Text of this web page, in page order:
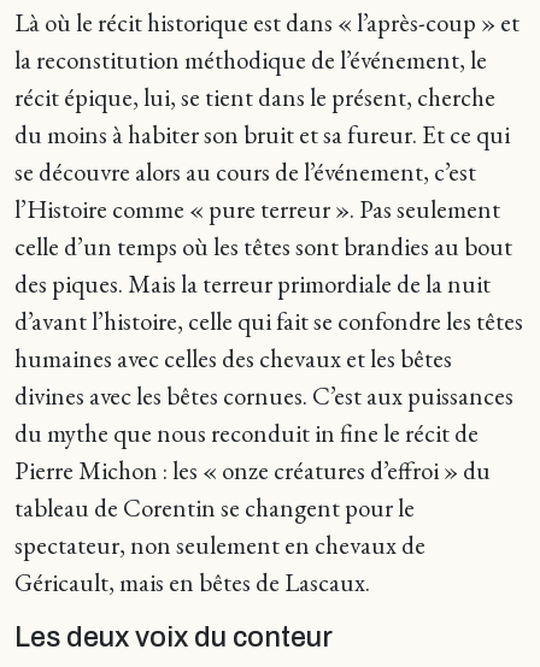
Là où le récit historique est dans « l’après-coup » et
la reconstitution méthodique de l’événement, le
récit épique, lui, se tient dans le présent, cherche
du moins à habiter son bruit et sa fureur. Et ce qui
se découvre alors au cours de l’événement, c’est
l’Histoire comme « pure terreur ». Pas seulement
celle d’un temps où les têtes sont brandies au bout
des piques. Mais la terreur primordiale de la nuit
d’avant l’histoire, celle qui fait se confondre les têtes
humaines avec celles des chevaux et les bêtes
divines avec les bêtes cornues. C’est aux puissances
du mythe que nous reconduit in fine le récit de
Pierre Michon : les « onze créatures d’effroi » du
tableau de Corentin se changent pour le
spectateur, non seulement en chevaux de
Géricault, mais en bêtes de Lascaux.
Les deux voix du conteur